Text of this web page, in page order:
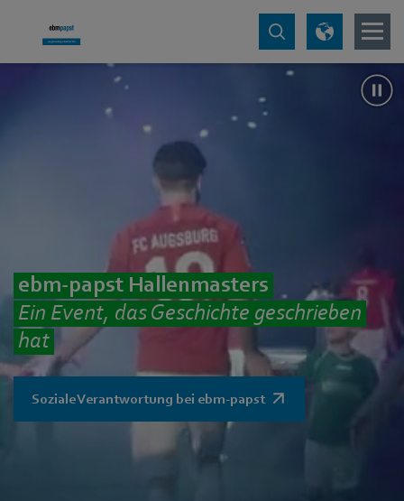
ebm‑papst Hallenmasters
Ein Event, das Geschichte geschrieben
hat
Soziale Verantwortung bei ebm-papst